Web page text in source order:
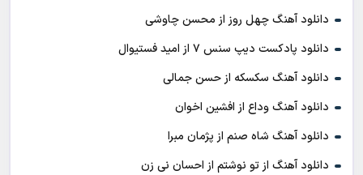
دانلود آهنگ چهل روز از محسن چاوشی
دانلود پادکست ديپ سنس ۷ از اميد فستيوال
دانلود آهنگ سکسکه از حسن جمالی
دانلود آهنگ وداع از افشين اخوان
دانلود آهنگ شاه صنم از پژمان مبرا
دانلود آهنگ از تو نوشتم از احسان نی زن